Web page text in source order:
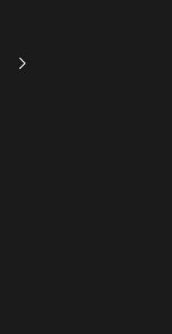
リつくBBQへ突入！人間性が出ると
いうBBQ、各々が手土産＆料理を振